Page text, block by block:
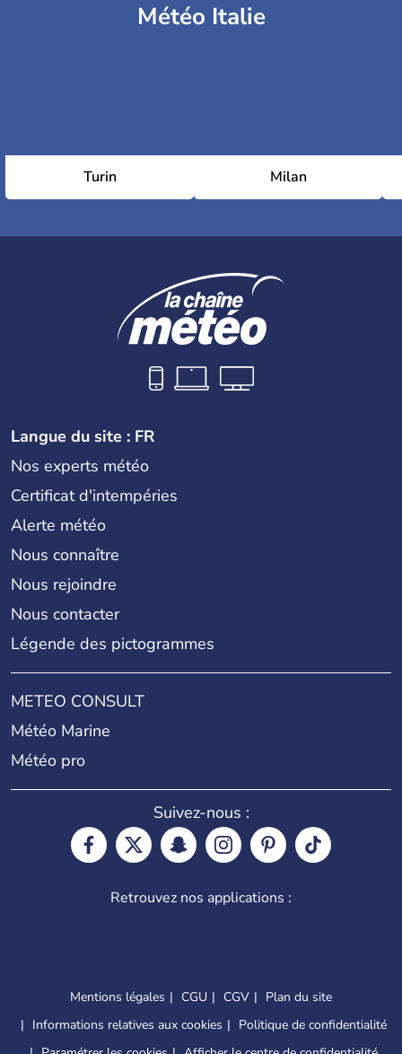
Météo Italie
Turin Milan
Langue du site : FR
Nos experts météo
Certificat d'intempéries
Alerte météo
Nous connaître
Nous rejoindre
Nous contacter
Légende des pictogrammes
METEO CONSULT
Météo Marine
Météo pro
Suivez-nous :
Retrouvez nos applications :
Mentions légales CGU CGV
Plan du site
Informations relatives aux cookies
Politique de confidentialité